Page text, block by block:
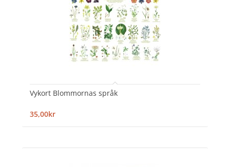
Vykort Blommornas språk
35,00kr